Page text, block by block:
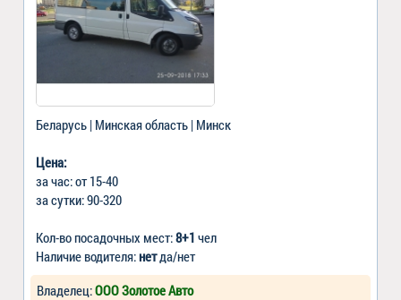
Беларусь | Минская область | Минск
Цена:
за час: от 15-40
за сутки: 90-320
Кол-во посадочных мест:8+1 чел
Наличие водителя:нетда/нет
Владелец:ООО Золотое Авто